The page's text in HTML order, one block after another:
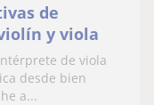
de
y viola
de viola
desde bien
a...